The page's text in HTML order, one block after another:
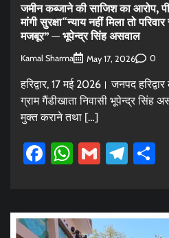
जमीन कब्जाने की साजिश का आरोप,
मांगी सुरक्षा“न्याय नहीं मिला तो
मजबूर” — भूपेन्द्र सिंह असवाल
Kamal Sharma May 17, 2026 0
हरिद्वार, 17 मई 2026। जनपद
ग्राम गैंडीखाता निवासी भूपेन्द्र सिंह
मुक्त कराने तथा […]
Facebook
WhatsApp
Gmail